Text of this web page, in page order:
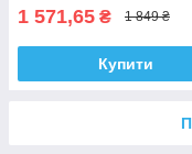
1 571,65 ₴ 1 849 ₴
Купити